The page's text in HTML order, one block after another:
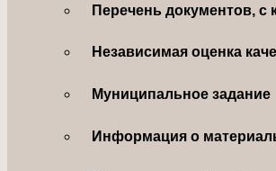
Перечень документов,
Независимая оценка
Муниципальное задание
Информация о